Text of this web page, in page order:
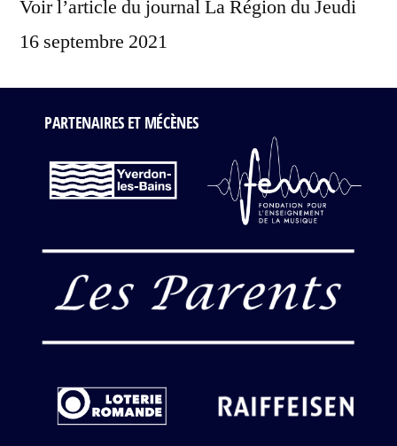
Voir l’article du journal La Région du Jeudi
16 septembre 2021
PARTENAIRES ET MÉCÈNES